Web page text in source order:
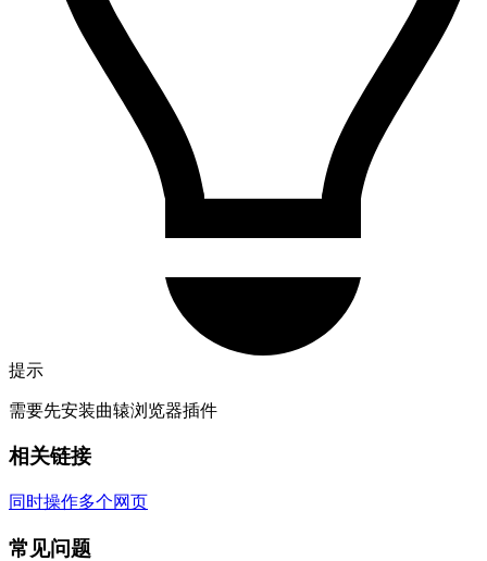
提示
需要先安装曲辕浏览器插件
相关链接
同时操作多个网页
常见问题